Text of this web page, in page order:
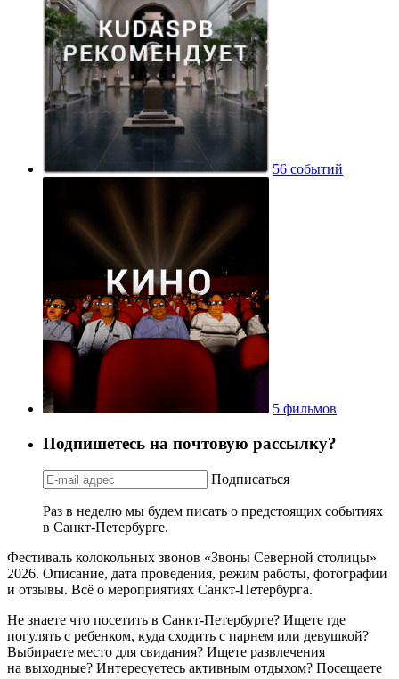
56 событий
5 фильмов
Подпишетесь на почтовую рассылку?
Подписаться
Раз в неделю мы будем писать о предстоящих событиях
в Санкт-Петербурге.
Фестиваль колокольных звонов «Звоны Северной столицы»
2026. Описание, дата проведения, режим работы, фотографии
и отзывы. Всё о мероприятиях Санкт-Петербурга.
Не знаете что посетить в Санкт-Петербурге? Ищете где
погулять с ребенком, куда сходить с парнем или девушкой?
Выбираете место для свидания? Ищете развлечения
на выходные? Интересуетесь активным отдыхом? Посещаете